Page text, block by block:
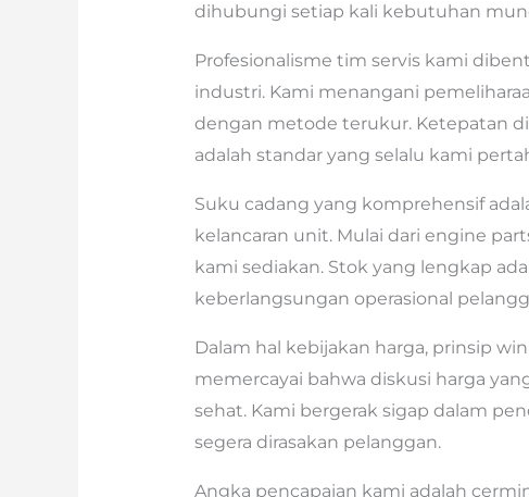
dihubungi setiap kali kebutuhan
Profesionalisme tim servis kami
industri. Kami menangani
dengan metode terukur. Ketepatan
adalah standar yang selalu kami
Suku cadang yang komprehensif
kelancaran unit. Mulai dari engine
kami sediakan. Stok yang lengkap
keberlangsungan operasional
Dalam hal kebijakan harga, prinsip
memercayai bahwa diskusi harga
sehat. Kami bergerak sigap dalam
segera dirasakan pelanggan.
Angka pencapaian kami adalah